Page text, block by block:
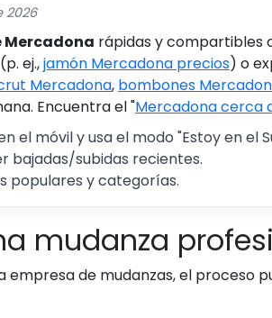
2026
Mercadona rápidas y compartibles
ej.,jamón Mercadona precios) o
Mercadona, bombones
Encuentra el "Mercadona cerca
el móvil y usa el modo "Estoy en
bajadas/subidas recientes.
populares y categorías.
mudanza
de mudanzas, el proceso